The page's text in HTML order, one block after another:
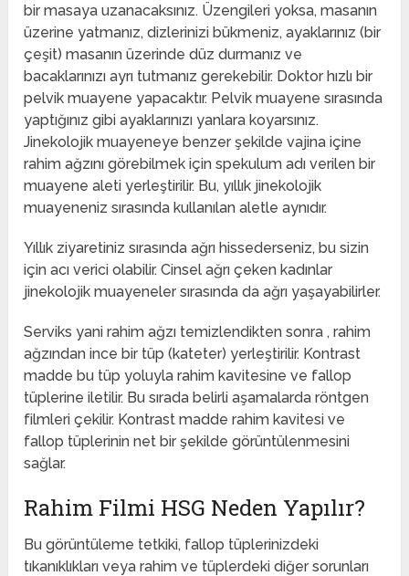
bir masaya uzanacaksınız. Üzengileri yoksa, masanın
üzerine yatmanız, dizlerinizi bükmeniz, ayaklarınız (bir
çeşit) masanın üzerinde düz durmanız ve
bacaklarınızı ayrı tutmanız gerekebilir. Doktor hızlı bir
pelvik muayene yapacaktır. Pelvik muayene sırasında
yaptığınız gibi ayaklarınızı yanlara koyarsınız.
Jinekolojik muayeneye benzer şekilde vajina içine
rahim ağzını görebilmek için spekulum adı verilen bir
muayene aleti yerleştirilir. Bu, yıllık jinekolojik
muayeneniz sırasında kullanılan aletle aynıdır.
Yıllık ziyaretiniz sırasında ağrı hissederseniz, bu sizin
için acı verici olabilir. Cinsel ağrı çeken kadınlar
jinekolojik muayeneler sırasında da ağrı yaşayabilirler.
Serviks yani rahim ağzı temizlendikten sonra , rahim
ağzından ince bir tüp (kateter) yerleştirilir. Kontrast
madde bu tüp yoluyla rahim kavitesine ve fallop
tüplerine iletilir. Bu sırada belirli aşamalarda röntgen
filmleri çekilir. Kontrast madde rahim kavitesi ve
fallop tüplerinin net bir şekilde görüntülenmesini
sağlar.
Rahim Filmi HSG Neden Yapılır?
Bu görüntüleme tetkiki, fallop tüplerinizdeki
tıkanıklıkları veya rahim ve tüplerdeki diğer sorunları